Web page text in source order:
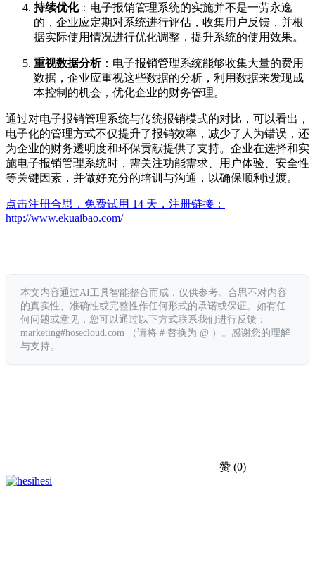
持续优化：电子报销管理系统的实施并不是一劳永逸
的，企业应定期对系统进行评估，收集用户反馈，并根
据实际使用情况进行优化调整，提升系统的使用效果。
重视数据分析：电子报销管理系统能够收集大量的费用
数据，企业应重视这些数据的分析，利用数据来发现成
本控制的机会，优化企业的财务管理。
通过对电子报销管理系统与传统报销模式的对比，可以看出，
电子化的管理方式不仅提升了报销效率，减少了人为错误，还
为企业的财务透明度和环保贡献提供了支持。企业在选择和实
施电子报销管理系统时，需关注功能需求、用户体验、安全性
等关键因素，并做好充分的培训与沟通，以确保顺利过渡。
点击注册合思，免费试用 14 天，注册链接：
http://www.ekuaibao.com/
本文内容通过AI工具智能整合而成，仅供参考。合思不对内容
的真实性、准确性或完整性作任何形式的承诺或保证。如有任
何问题或意见，您可以通过以下方式联系我们进行反馈：
marketing#hosecloud.com （请将 # 替换为 @ ）。感谢您的理解
与支持。
赞 (0)
hesi